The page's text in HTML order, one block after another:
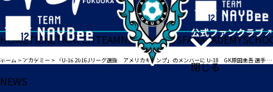
閉じる
HOMETICKETMATCHTEAMNEWSGOODSFANACADEMY
ホーム > アカデミー > 「U-16 2016Jリーグ選抜 アメリカキャンプ」のメンバーに U-18 GK原田圭吾 選手 桑原海人 選手 選出のお知らせ
NEWS